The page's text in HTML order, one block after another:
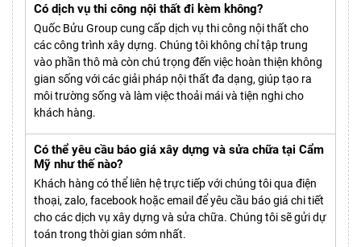
Có dịch vụ thi công nội thất đi kèm không?
Quốc Bửu Group cung cấp dịch vụ thi công nội thất cho
các công trình xây dựng. Chúng tôi không chỉ tập trung
vào phần thô mà còn chú trọng đến việc hoàn thiện không
gian sống với các giải pháp nội thất đa dạng, giúp tạo ra
môi trường sống và làm việc thoải mái và tiện nghi cho
khách hàng.
Có thể yêu cầu báo giá xây dựng và sửa chữa tại Cẩm
Mỹ như thế nào?
Khách hàng có thể liên hệ trực tiếp với chúng tôi qua điện
thoại, zalo, facebook hoặc email để yêu cầu báo giá chi tiết
cho các dịch vụ xây dựng và sửa chữa. Chúng tôi sẽ gửi dự
toán trong thời gian sớm nhất.